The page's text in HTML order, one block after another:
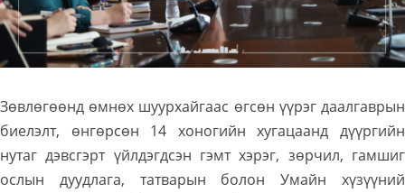
Зөвлөгөөнд өмнөх шуурхайгаас өгсөн үүрэг даалгаврын
биелэлт, өнгөрсөн 14 хоногийн хугацаанд дүүргийн
нутаг дэвсгэрт үйлдэгдсэн гэмт хэрэг, зөрчил, гамшиг
ослын дуудлага, татварын болон Умайн хүзүүний